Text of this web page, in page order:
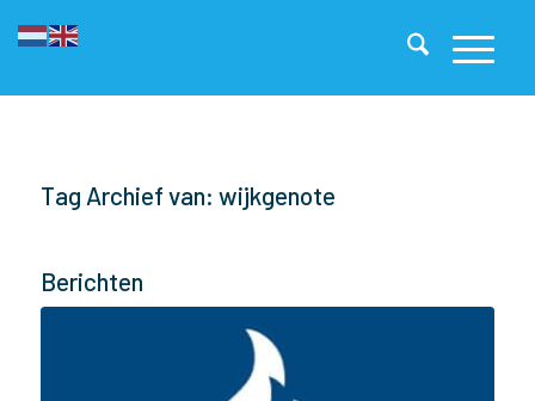
Tag Archief van: wijkgenote
Berichten